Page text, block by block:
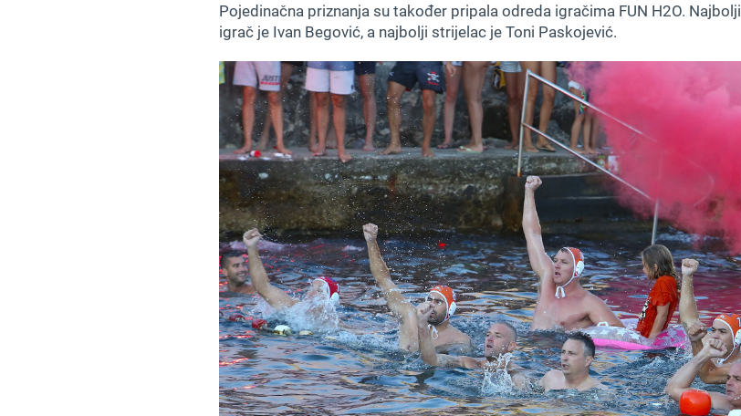
Pojedinačna priznanja su također pripala odreda igračima FUN H2O.
igrač je Ivan Begović, a najbolji strijelac je Toni Paskojević.